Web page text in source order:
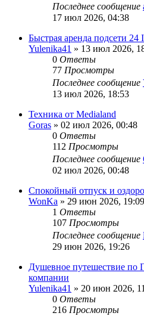
Последнее сообщение
17 июл 2026, 04:38
Быстрая аренда подсети 24
Yulenika41 » 13 июл 2026,
0 Ответы
77 Просмотры
Последнее сообщение
13 июл 2026, 18:53
Техника от Medialand
Goras » 02 июл 2026, 00:48
0 Ответы
112 Просмотры
Последнее сообщение
02 июл 2026, 00:48
Спокойный отпуск и
WonKa » 29 июн 2026, 19:09
1 Ответы
107 Просмотры
Последнее сообщение
29 июн 2026, 19:26
Душевное путешествие по
компании
Yulenika41 » 20 июн 2026,
0 Ответы
216 Просмотры